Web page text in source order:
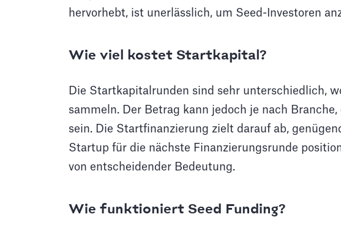
hervorhebt, ist unerlässlich, um Seed-Investoren
Wie viel kostet Startkapital?
Die Startkapitalrunden sind sehr unterschiedlich,
sammeln. Der Betrag kann jedoch je nach
sein. Die Startfinanzierung zielt darauf ab,
Startup für die nächste Finanzierungsrunde
von entscheidender Bedeutung.
Wie funktioniert Seed Funding?